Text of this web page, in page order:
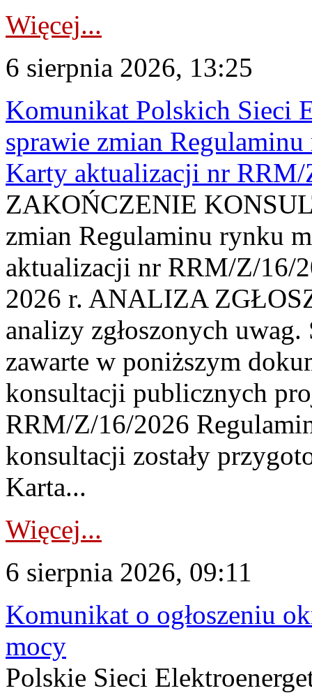
Więcej...
6 sierpnia 2026, 13:25
Komunikat Polskich Sieci
sprawie zmian
Karty aktualizacji nr
ZAKOŃCZENIE
zmian Regulaminu rynku
aktualizacji nr RRM/Z/16/
2026 r. ANALIZA
analizy zgłoszonych
zawarte w poniższym
konsultacji publicznych
RRM/Z/16/2026
konsultacji zostały
Karta...
Więcej...
6 sierpnia 2026, 09:11
Komunikat o ogłoszeniu
mocy
Polskie Sieci